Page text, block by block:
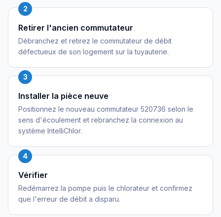
2
Retirer l'ancien commutateur
Débranchez et retirez le commutateur de débit
défectueux de son logement sur la tuyauterie.
3
Installer la pièce neuve
Positionnez le nouveau commutateur 520736 selon le
sens d'écoulement et rebranchez la connexion au
système IntelliChlor.
4
Vérifier
Redémarrez la pompe puis le chlorateur et confirmez
que l'erreur de débit a disparu.